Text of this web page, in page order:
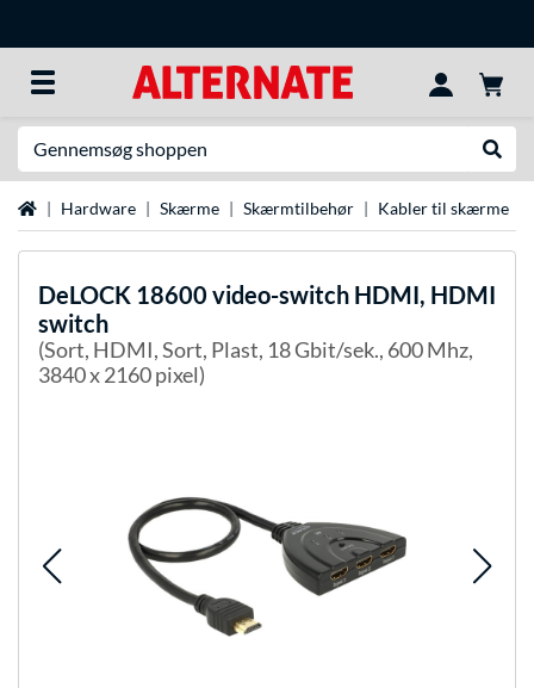
StartsideHardware Skærme Skærmtilbehør Kabler til skærme
DeLOCK 18600 video-switch HDMI, HDMI
switch
(Sort, HDMI, Sort, Plast, 18 Gbit/sek., 600 Mhz,
3840 x 2160 pixel)